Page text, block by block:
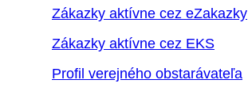
Zákazky aktívne cez eZakazky
Zákazky aktívne cez EKS
Profil verejného obstarávateľa